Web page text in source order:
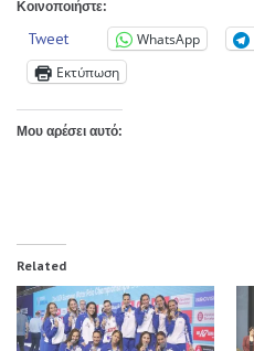
Κοινοποιήστε:
Tweet WhatsApp
Εκτύπωση
Μου αρέσει αυτό:
Related